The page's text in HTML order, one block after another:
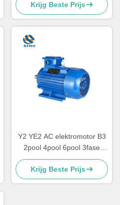
pk 50 pk elektromotor
Krijg Beste Prijs
Y2 YE2 AC elektromotor B3
2pool 4pool 6pool 3fase
asynchrone inductiemotor
Krijg Beste Prijs